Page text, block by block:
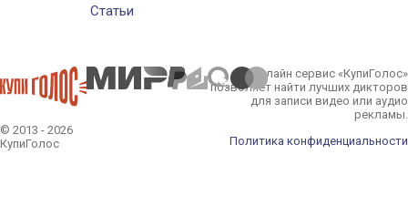
Статьи
© 2013 - 2026
КупиГолос
Онлайн сервис «КупиГолос»
позволяет найти лучших дикторов
для записи видео или аудио
рекламы.
Политика конфиденциальности